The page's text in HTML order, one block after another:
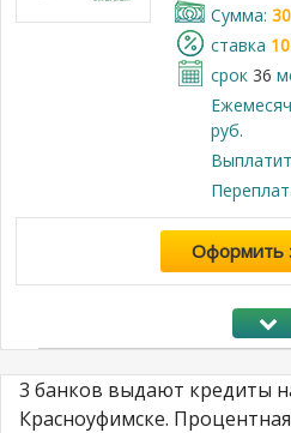
Cумма:
cтавка
срок 36
руб.
Оформить
3 банков выдают кредиты
Красноуфимске.